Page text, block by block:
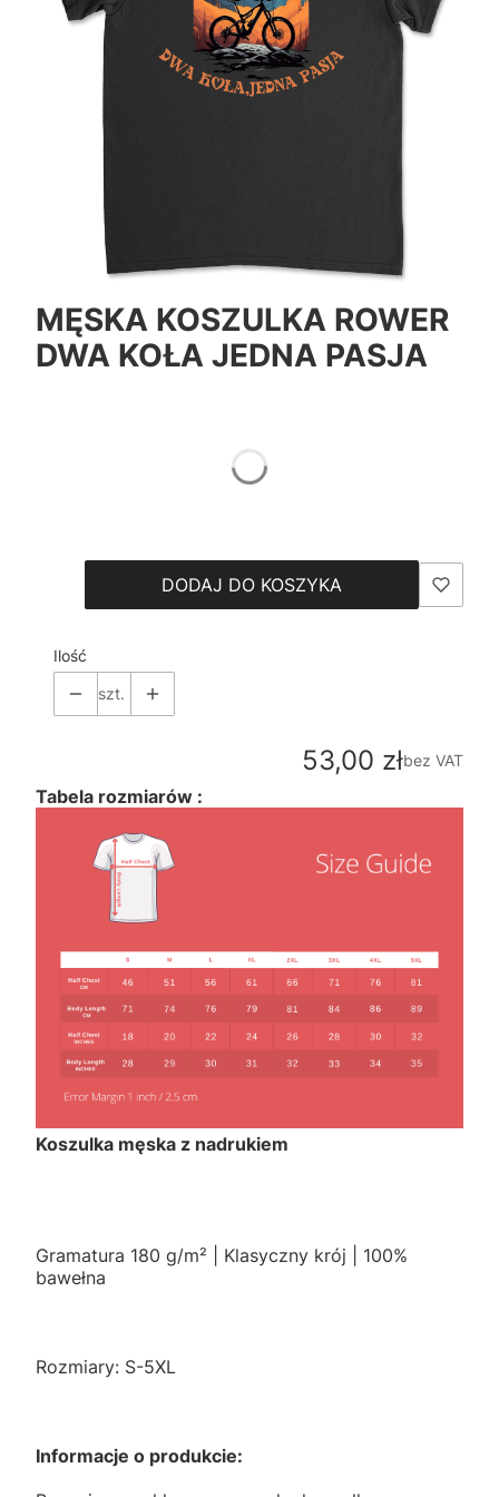
MĘSKA KOSZULKA ROWER
DWA KOŁA JEDNA PASJA
DODAJ DO KOSZYKA
Ilość
szt.
Cena
53,00 złbez VAT
Tabela rozmiarów :
Koszulka męska z nadrukiem
Gramatura 180 g/m² | Klasyczny krój | 100%
bawełna
Rozmiary: S-5XL
Informacje o produkcie: